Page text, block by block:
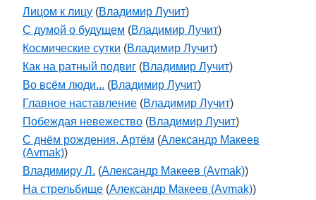
Лицом к лицу (Владимир Лучит)
С думой о будущем (Владимир Лучит)
Космические сутки (Владимир Лучит)
Как на ратный подвиг (Владимир Лучит)
Во всём люди... (Владимир Лучит)
Главное наставление (Владимир Лучит)
Побеждая невежество (Владимир Лучит)
С днём рождения, Артём (Александр Макеев
(Avmak))
Владимиру Л. (Александр Макеев (Avmak))
На стрельбище (Александр Макеев (Avmak))